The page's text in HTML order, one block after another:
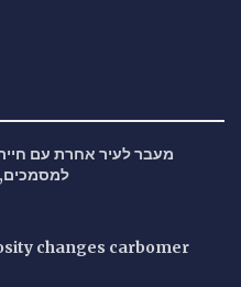
מעבר לעיר אחרת עם
changes carbomer